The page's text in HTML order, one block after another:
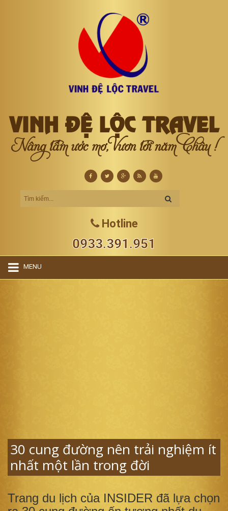
VINH ĐỆ LỘC TRAVEL
Nâng tầm ước mơ, Vươn tới năm Châu !
Hotline
0933.391.951
MENU
30 cung đường nên trải nghiệm ít
nhất một lần trong đời
Trang du lịch của INSIDER đã lựa chọn